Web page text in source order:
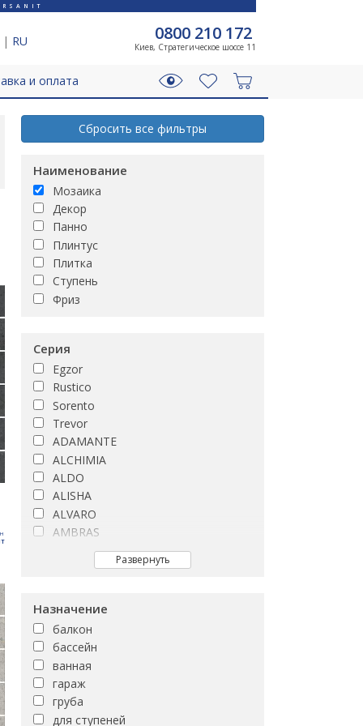
| RU 0800 210 172
Киев, Стратегическое шоссе 11
и оплата
Сбросить все фильтры
Наименование
Мозаика
Декор
Панно
Плинтус
Плитка
Ступень
Фриз
Серия
Egzor
Rustico
Sorento
Trevor
ADAMANTE
ALCHIMIA
ALDO
ALISHA
ALVARO
AMBRAS
ATLANTIS
ATLAS
Afina
Argos
Ashenwood
Развернуть
Назначение
балкон
бассейн
ванная
гараж
груба
для ступеней